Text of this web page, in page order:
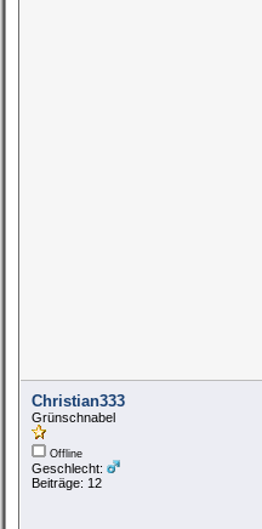
Christian333
Grünschnabel
Offline
Geschlecht:
Beiträge: 12